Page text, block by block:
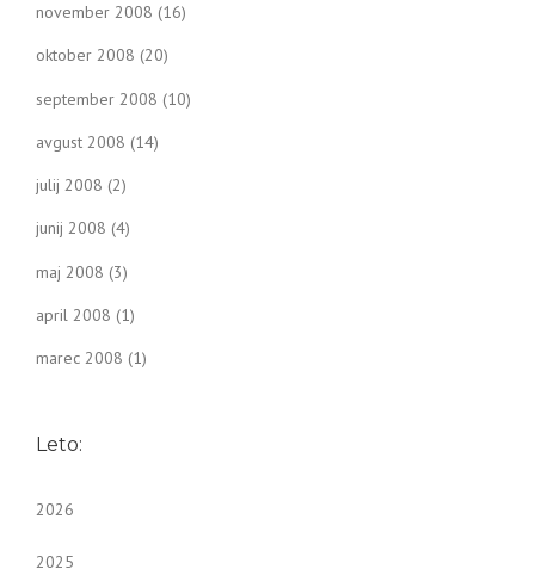
november 2008 (16)
oktober 2008 (20)
september 2008 (10)
avgust 2008 (14)
julij 2008 (2)
junij 2008 (4)
maj 2008 (3)
april 2008 (1)
marec 2008 (1)
Leto:
2026
2025